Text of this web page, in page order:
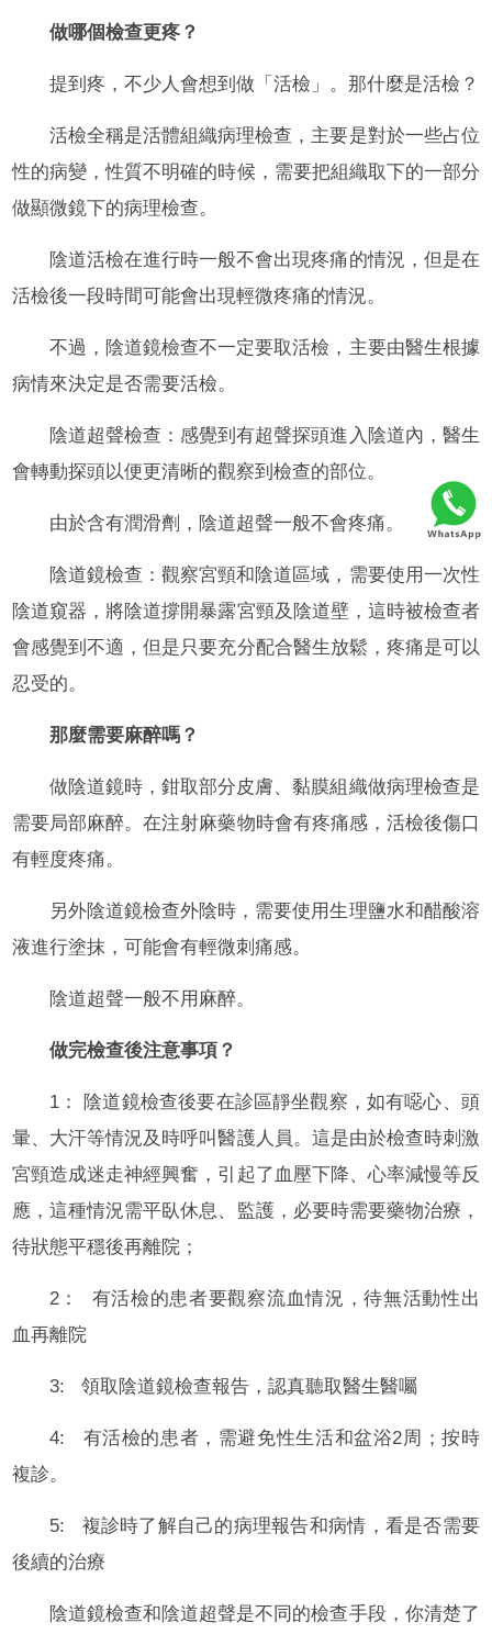
做哪個檢查更疼？
提到疼，不少人會想到做「活檢」。那什麼是活檢？
活檢全稱是活體組織病理檢查，主要是對於一些占位
性的病變，性質不明確的時候，需要把組織取下的一部分
做顯微鏡下的病理檢查。
陰道活檢在進行時一般不會出現疼痛的情況，但是在
活檢後一段時間可能會出現輕微疼痛的情況。
不過，陰道鏡檢查不一定要取活檢，主要由醫生根據
病情來決定是否需要活檢。
陰道超聲檢查：感覺到有超聲探頭進入陰道內，醫生
會轉動探頭以便更清晰的觀察到檢查的部位。
由於含有潤滑劑，陰道超聲一般不會疼痛。
陰道鏡檢查：觀察宮頸和陰道區域，需要使用一次性
陰道窺器，將陰道撐開暴露宮頸及陰道壁，這時被檢查者
會感覺到不適，但是只要充分配合醫生放鬆，疼痛是可以
忍受的。
那麼需要麻醉嗎？
做陰道鏡時，鉗取部分皮膚、黏膜組織做病理檢查是
需要局部麻醉。在注射麻藥物時會有疼痛感，活檢後傷口
有輕度疼痛。
另外陰道鏡檢查外陰時，需要使用生理鹽水和醋酸溶
液進行塗抹，可能會有輕微刺痛感。
陰道超聲一般不用麻醉。
做完檢查後注意事項？
1： 陰道鏡檢查後要在診區靜坐觀察，如有噁心、頭
暈、大汗等情況及時呼叫醫護人員。這是由於檢查時刺激
宮頸造成迷走神經興奮，引起了血壓下降、心率減慢等反
應，這種情況需平臥休息、監護，必要時需要藥物治療，
待狀態平穩後再離院；
2： 有活檢的患者要觀察流血情況，待無活動性出
血再離院
3: 領取陰道鏡檢查報告，認真聽取醫生醫囑
4: 有活檢的患者，需避免性生活和盆浴2周；按時
複診。
5: 複診時了解自己的病理報告和病情，看是否需要
後續的治療
陰道鏡檢查和陰道超聲是不同的檢查手段，你清楚了